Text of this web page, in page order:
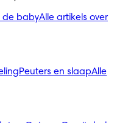
de babyAlle artikels over
Peuters en slaapAlle